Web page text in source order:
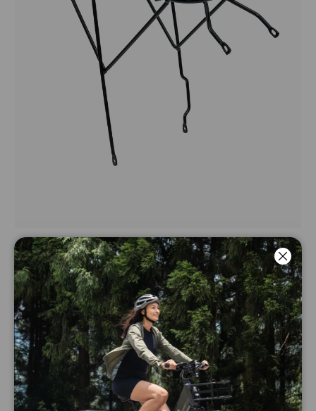
Porte-bagages EP-2 Boost
(Gratuit pour l’achat d’un vélo
électrique)
Free
Rupture de stock
Luk